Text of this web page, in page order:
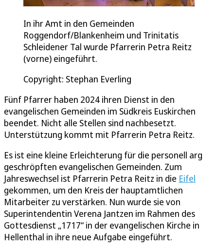
In ihr Amt in den Gemeinden
Roggendorf/Blankenheim und Trinitatis
Schleidener Tal wurde Pfarrerin Petra Reitz
(vorne) eingeführt.
Copyright: Stephan Everling
Fünf Pfarrer haben 2024 ihren Dienst in den
evangelischen Gemeinden im Südkreis Euskirchen
beendet. Nicht alle Stellen sind nachbesetzt.
Unterstützung kommt mit Pfarrerin Petra Reitz.
Es ist eine kleine Erleichterung für die personell arg
geschröpften evangelischen Gemeinden. Zum
Jahreswechsel ist Pfarrerin Petra Reitz in die Eifel
gekommen, um den Kreis der hauptamtlichen
Mitarbeiter zu verstärken. Nun wurde sie von
Superintendentin Verena Jantzen im Rahmen des
Gottesdienst „1717“ in der evangelischen Kirche in
Hellenthal in ihre neue Aufgabe eingeführt.